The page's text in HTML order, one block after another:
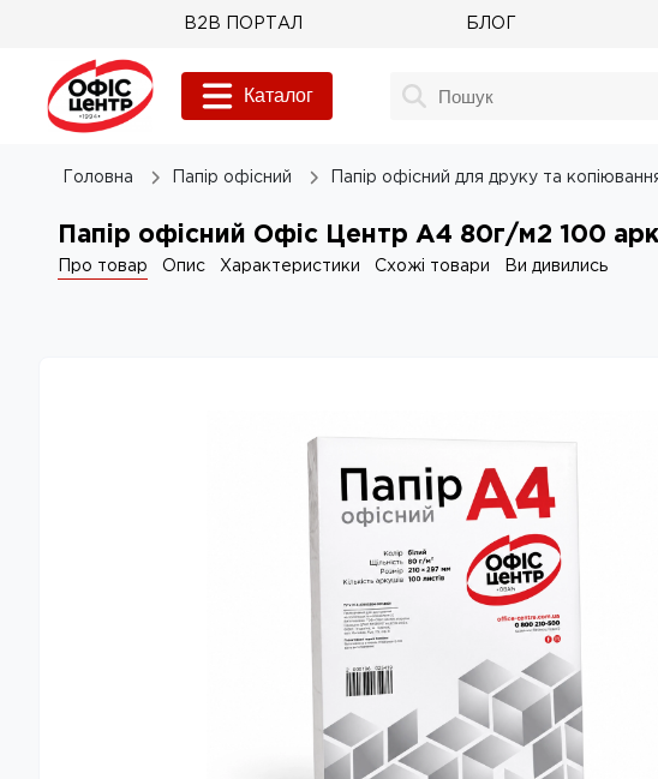
B2B ПОРТАЛ БЛОГ
Каталог
Головна Папір офісний Папір офісний для друку та
Папір офісний Офіс Центр А4 80г/м2 100
Про товар Опис Характеристики Схожі товари Ви дивились